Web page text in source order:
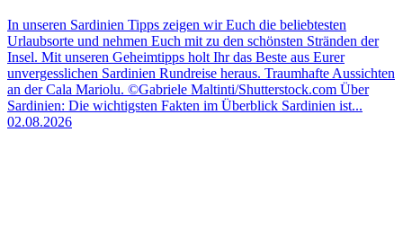
In unseren Sardinien Tipps zeigen wir Euch die beliebtesten
Urlaubsorte und nehmen Euch mit zu den schönsten Stränden der
Insel. Mit unseren Geheimtipps holt Ihr das Beste aus Eurer
unvergesslichen Sardinien Rundreise heraus. Traumhafte Aussichten
an der Cala Mariolu. ©Gabriele Maltinti/Shutterstock.com Über
Sardinien: Die wichtigsten Fakten im Überblick Sardinien ist...
02.08.2026